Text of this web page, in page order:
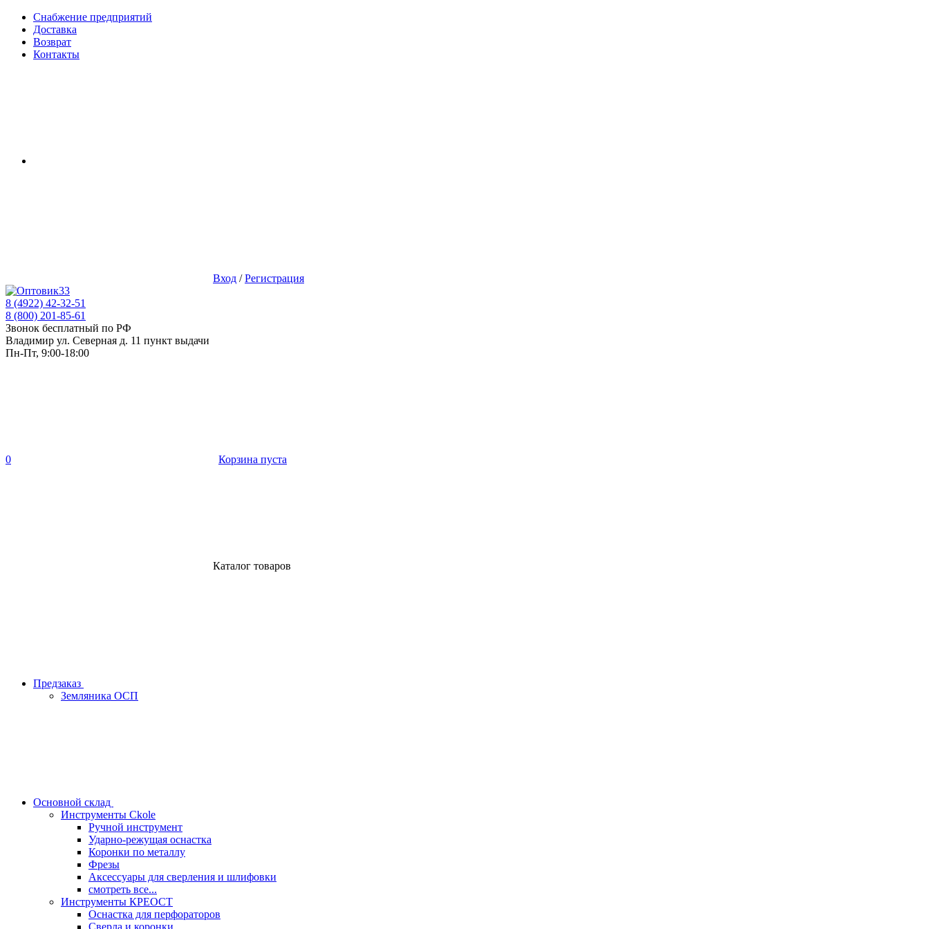
Снабжение предприятий
Доставка
Возврат
Контакты
Вход /Регистрация
8 (4922) 42-32-51
8 (800) 201-85-61
Звонок бесплатный по РФ
Владимир ул. Северная д. 11 пункт выдачи
Пн-Пт, 9:00-18:00
0 Корзина пуста
Каталог товаров
Предзаказ
Земляника ОСП
Основной склад
Инструменты Ckole
Ручной инструмент
Ударно‑режущая оснастка
Коронки по металлу
Фрезы
Аксессуары для сверления и шлифовки
смотреть все...
Инструменты КРЕОСТ
Оснастка для перфораторов
Сверла и коронки